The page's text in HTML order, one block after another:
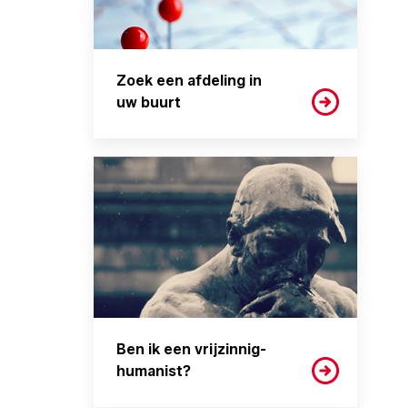
Zoek een afdeling in
uw buurt
Ben ik een vrijzinnig-
humanist?